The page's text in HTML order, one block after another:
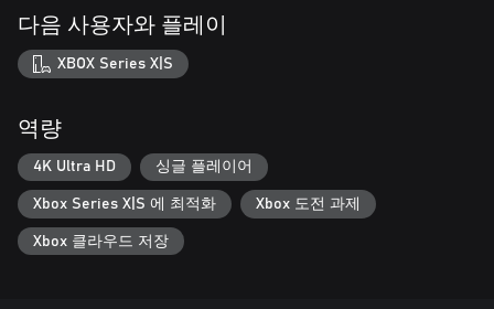
하는 수많은 능력을 선보입니다.
-게임을 진행하면서 새로운 능력을 찾아보세요. 가장 강력한 능
력들은 꽁꽁 숨겨져 있거나, 시간이 오래 걸리는 퀘스트를 완수한
뒤에 잠금 해제할 수 있습니다.
폭넓은 캐릭터 커스텀.
-다양한 캐릭터 생성 옵션으로 새로운 실험을 해보거나, 30개의
프리셋 중 하나를 선택해 곧바로 게임에 뛰어드세요.
-캐릭터의 배경을 선택하고 고유의 배경 스토리와 시작 장비 세
트를 만나보세요. 대화 시, 배경에 딱 들어맞는 특별 응답 옵션이
주어지기도 합니다.
다음 사용자와 플레이
XBOX Series X|S
역량
4K Ultra HD 싱글 플레이어
Xbox Series X|S 에 최적화 Xbox 도전 과제
Xbox 클라우드 저장